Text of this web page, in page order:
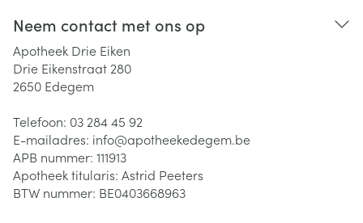
Neem contact met ons op
Apotheek Drie Eiken
Drie Eikenstraat 280
2650 Edegem
Telefoon: 03 284 45 92
E-mailadres: info@apotheekedegem.be
APB nummer: 111913
Apotheek titularis: Astrid Peeters
BTW nummer: BE0403668963